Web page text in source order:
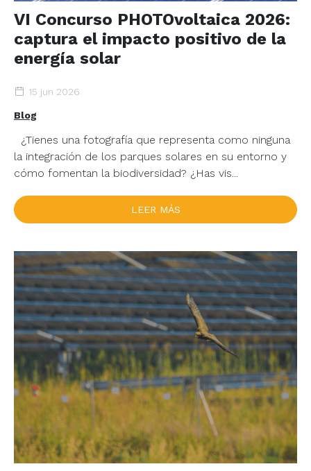
VI Concurso PHOTOvoltaica 2026:
captura el impacto positivo de la
energía solar
15 jun 2026
Blog
¿Tienes una fotografía que representa como ninguna
la integración de los parques solares en su entorno y
cómo fomentan la biodiversidad? ¿Has vis...
LEER MÁS